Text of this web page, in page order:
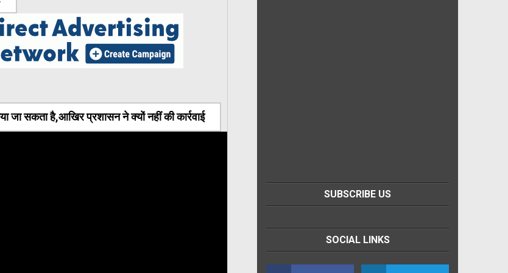
जा सकता है,आखिर प्रशासन ने क्यों नहीं की कार्रवाई
SUBSCRIBE US
SOCIAL LINKS